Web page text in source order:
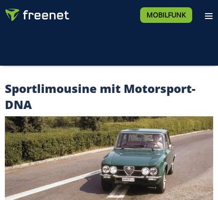
MOBILFUNK
Sportlimousine mit Motorsport-
DNA